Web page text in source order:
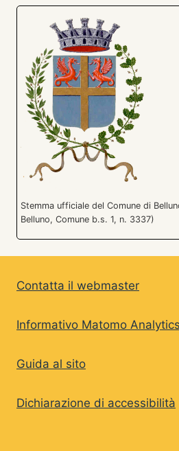
Stemma ufficiale del Comune di
Belluno, Comune b.s. 1, n. 3337)
Contatta il webmaster
Informativo Matomo Analytics
Guida al sito
Dichiarazione di accessibilità